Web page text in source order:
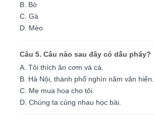
B. Bò
C. Gà
D. Mèo
Câu 5. Câu nào sau đây có dấu phẩy?
A. Tôi thích ăn cơm và cá.
B. Hà Nội, thành phố nghìn năm văn hiến.
C. Mẹ mua hoa cho tôi.
D. Chúng ta cùng nhau học bài.